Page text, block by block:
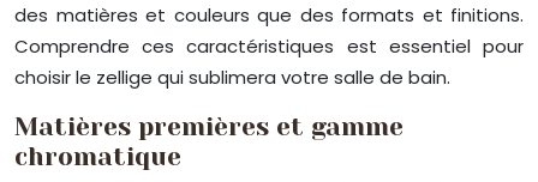
des matières et couleurs que des formats et finitions.
Comprendre ces caractéristiques est essentiel pour
choisir le zellige qui sublimera votre salle de bain.
Matières premières et gamme
chromatique